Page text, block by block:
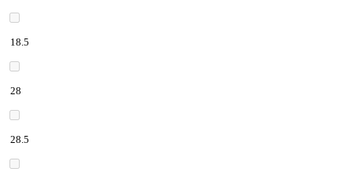
18.5
28
28.5